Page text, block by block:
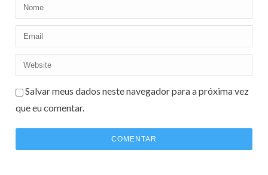
Salvar meus dados neste navegador para a próxima vez
que eu comentar.